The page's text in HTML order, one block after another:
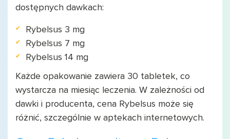
dostępnych dawkach:
Rybelsus 3 mg
Rybelsus 7 mg
Rybelsus 14 mg
Każde opakowanie zawiera 30 tabletek, co
wystarcza na miesiąc leczenia. W zależności od
dawki i producenta, cena Rybelsus może się
różnić, szczególnie w aptekach internetowych.